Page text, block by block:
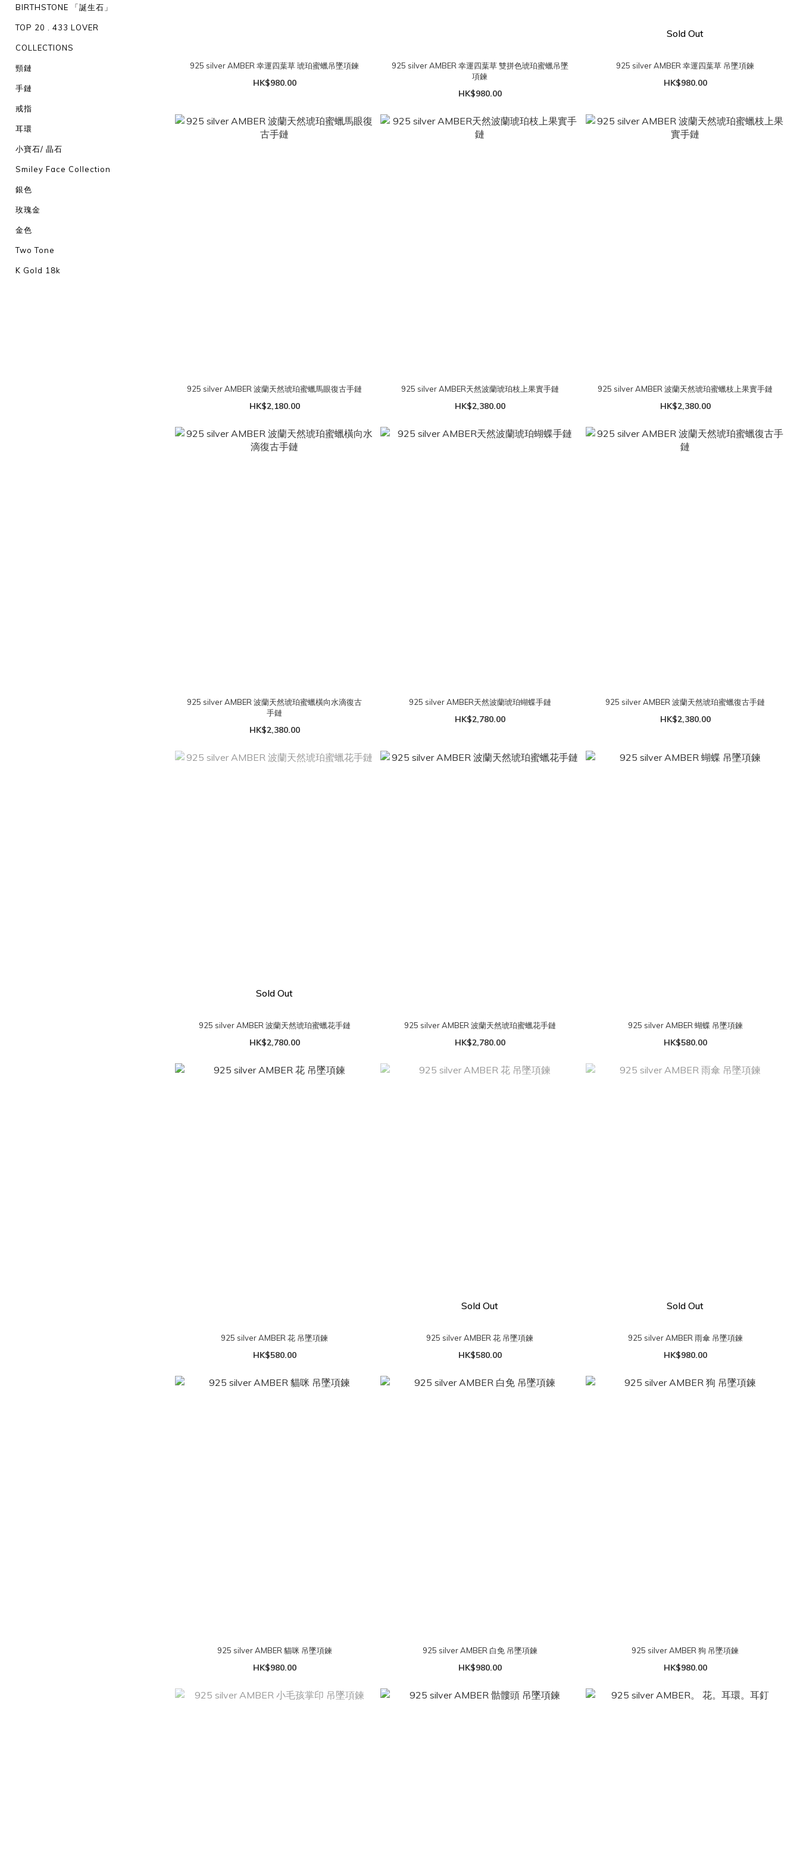
BIRTHSTONE 「誕生石」
TOP 20 . 433 LOVER
COLLECTIONS
頸鏈
手鏈
戒指
耳環
小寶石/ 晶石
Smiley Face Collection
銀色
玫瑰金
金色
Two Tone
K Gold 18k
925 silver AMBER 幸運四葉草 琥珀蜜蠟吊墜項鍊
HK$980.00
925 silver AMBER 幸運四葉草 雙拼色琥珀蜜蠟吊墜
項鍊
HK$980.00
Sold Out
925 silver AMBER 幸運四葉草 吊墜項鍊
HK$980.00
925 silver AMBER 波蘭天然琥珀蜜蠟馬眼復古手鏈
HK$2,180.00
925 silver AMBER天然波蘭琥珀枝上果實手鏈
HK$2,380.00
925 silver AMBER 波蘭天然琥珀蜜蠟枝上果實手鏈
HK$2,380.00
925 silver AMBER 波蘭天然琥珀蜜蠟橫向水滴復古
手鏈
HK$2,380.00
925 silver AMBER天然波蘭琥珀蝴蝶手鏈
HK$2,780.00
925 silver AMBER 波蘭天然琥珀蜜蠟復古手鏈
HK$2,380.00
Sold Out
925 silver AMBER 波蘭天然琥珀蜜蠟花手鏈
HK$2,780.00
925 silver AMBER 波蘭天然琥珀蜜蠟花手鏈
HK$2,780.00
925 silver AMBER 蝴蝶 吊墜項鍊
HK$580.00
925 silver AMBER 花 吊墜項鍊
HK$580.00
Sold Out
925 silver AMBER 花 吊墜項鍊
HK$580.00
Sold Out
925 silver AMBER 雨傘 吊墜項鍊
HK$980.00
925 silver AMBER 貓咪 吊墜項鍊
HK$980.00
925 silver AMBER 白免 吊墜項鍊
HK$980.00
925 silver AMBER 狗 吊墜項鍊
HK$980.00